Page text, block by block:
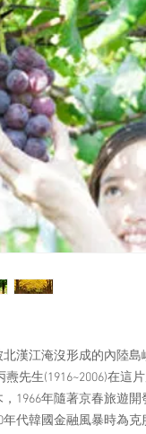
漢江淹沒形成的內陸
先生(1916~2006)在這
1966年隨著京春旅遊
代韓國金融風暴時為